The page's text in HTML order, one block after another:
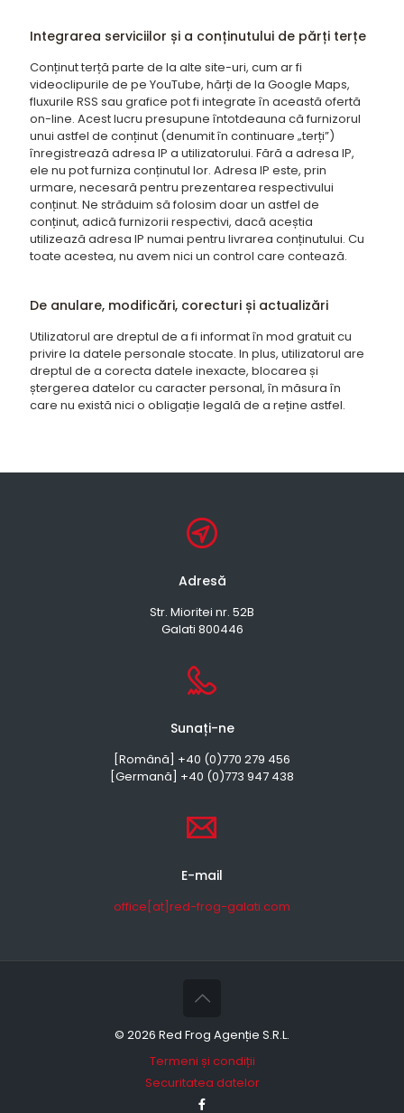
Integrarea serviciilor și a conținutului de părți terțe
Conținut terță parte de la alte site-uri, cum ar fi
videoclipurile de pe YouTube, hărți de la Google Maps,
fluxurile RSS sau grafice pot fi integrate în această ofertă
on-line. Acest lucru presupune întotdeauna că furnizorul
unui astfel de conținut (denumit în continuare „terți”)
înregistrează adresa IP a utilizatorului. Fără a adresa IP,
ele nu pot furniza conținutul lor. Adresa IP este, prin
urmare, necesară pentru prezentarea respectivului
conținut. Ne străduim să folosim doar un astfel de
conținut, adică furnizorii respectivi, dacă aceștia
utilizează adresa IP numai pentru livrarea conținutului. Cu
toate acestea, nu avem nici un control care contează.
De anulare, modificări, corecturi și actualizări
Utilizatorul are dreptul de a fi informat în mod gratuit cu
privire la datele personale stocate. In plus, utilizatorul are
dreptul de a corecta datele inexacte, blocarea și
ștergerea datelor cu caracter personal, în măsura în
care nu există nici o obligație legală de a reține astfel.
Adresă
Str. Mioritei nr. 52B
Galati 800446
Sunați-ne
[Română] +40 (0)770 279 456
[Germană] +40 (0)773 947 438
E-mail
office[at]red-frog-galati.com
© 2026 Red Frog Agenție S.R.L.
Termeni și condiții
Securitatea datelor